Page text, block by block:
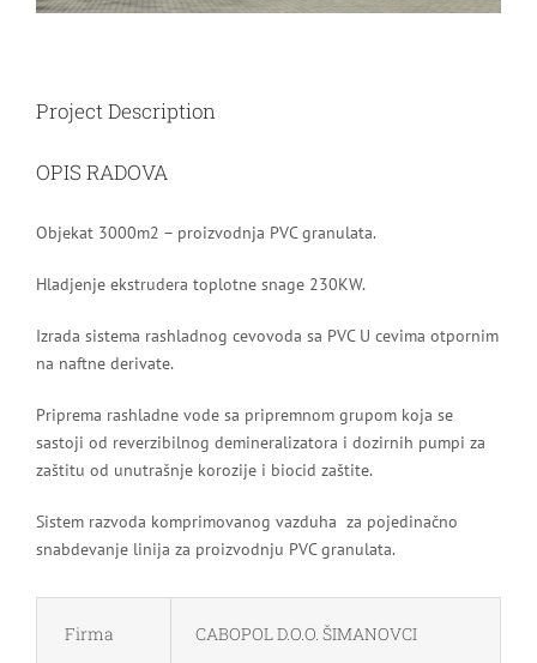
Project Description
OPIS RADOVA
Objekat 3000m2 – proizvodnja PVC granulata.
Hladjenje ekstrudera toplotne snage 230KW.
Izrada sistema rashladnog cevovoda sa PVC U cevima otpornim
na naftne derivate.
Priprema rashladne vode sa pripremnom grupom koja se
sastoji od reverzibilnog demineralizatora i dozirnih pumpi za
zaštitu od unutrašnje korozije i biocid zaštite.
Sistem razvoda komprimovanog vazduha za pojedinačno
snabdevanje linija za proizvodnju PVC granulata.
Firma CABOPOL D.O.O. ŠIMANOVCI